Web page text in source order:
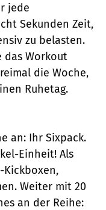
jede
Sekunden Zeit,
zu belasten.
das Workout
die Woche,
Ruhetag.
an: Ihr Sixpack.
Einheit! Als
Kickboxen,
Weiter mit 20
an der Reihe: